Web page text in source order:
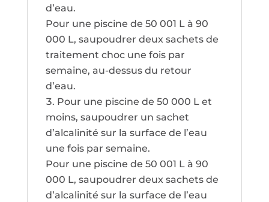
d’eau.
Pour une piscine de 50 001 L à 90
000 L, saupoudrer deux sachets de
traitement choc une fois par
semaine, au-dessus du retour
d’eau.
Pour une piscine de 50 000 L et
moins, saupoudrer un sachet
d’alcalinité sur la surface de l’eau
une fois par semaine.
Pour une piscine de 50 001 L à 90
000 L, saupoudrer deux sachets de
d’alcalinité sur la surface de l’eau